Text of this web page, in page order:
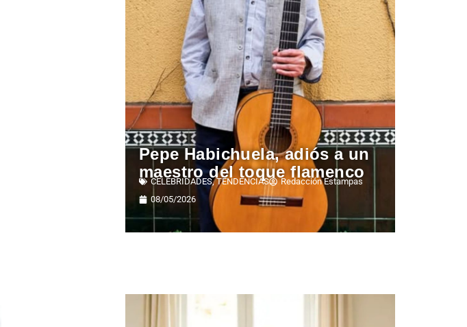
Pepe Habichuela, adiós a un
maestro del toque flamenco
CELEBRIDADES,TENDENCIAS
Redacción Estampas
08/05/2026